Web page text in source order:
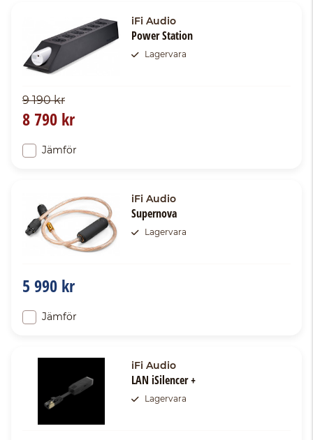
iFi Audio
Power Station
Lagervara
9 190 kr
8 790 kr
Jämför
iFi Audio
Supernova
Lagervara
5 990 kr
Jämför
iFi Audio
LAN iSilencer +
Lagervara